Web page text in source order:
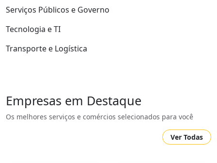
Serviços Públicos e Governo
Tecnologia e TI
Transporte e Logística
Empresas em Destaque
Os melhores serviços e comércios selecionados para você
Ver Todas